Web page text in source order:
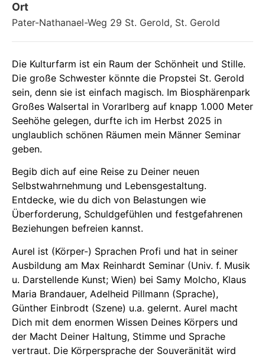
Ort
Pater-Nathanael-Weg 29 St. Gerold, St. Gerold
Die Kulturfarm ist ein Raum der Schönheit und Stille.
Die große Schwester könnte die Propstei St. Gerold
sein, denn sie ist einfach magisch. Im Biosphärenpark
Großes Walsertal in Vorarlberg auf knapp 1.000 Meter
Seehöhe gelegen, durfte ich im Herbst 2025 in
unglaublich schönen Räumen mein Männer Seminar
geben.
Begib dich auf eine Reise zu Deiner neuen
Selbstwahrnehmung und Lebensgestaltung.
Entdecke, wie du dich von Belastungen wie
Überforderung, Schuldgefühlen und festgefahrenen
Beziehungen befreien kannst.
Aurel ist (Körper-) Sprachen Profi und hat in seiner
Ausbildung am Max Reinhardt Seminar (Univ. f. Musik
u. Darstellende Kunst; Wien) bei Samy Molcho, Klaus
Maria Brandauer, Adelheid Pillmann (Sprache),
Günther Einbrodt (Szene) u.a. gelernt. Aurel macht
Dich mit dem enormen Wissen Deines Körpers und
der Macht Deiner Haltung, Stimme und Sprache
vertraut. Die Körpersprache der Souveränität wird